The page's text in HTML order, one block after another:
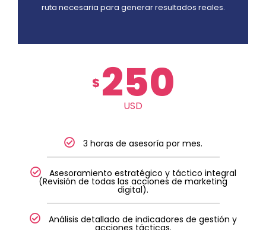
ruta necesaria para generar resultados reales.
$ 250
USD
3 horas de asesoría por mes.
Asesoramiento estratégico y táctico integral
(Revisión de todas las acciones de marketing
digital).
Análisis detallado de indicadores de gestión y